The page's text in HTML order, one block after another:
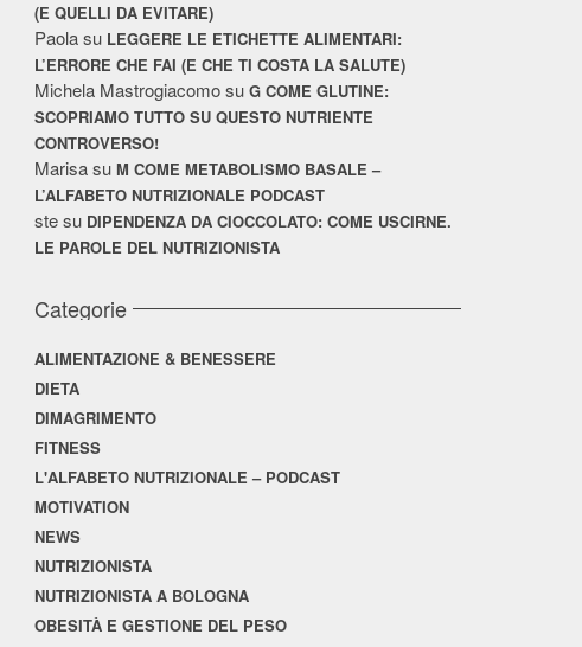
(E QUELLI DA EVITARE)
Paolasu LEGGERE LE ETICHETTE ALIMENTARI:
L’ERRORE CHE FAI (E CHE TI COSTA LA SALUTE)
Michela Mastrogiacomosu G COME GLUTINE:
SCOPRIAMO TUTTO SU QUESTO NUTRIENTE
CONTROVERSO!
Marisasu M COME METABOLISMO BASALE –
L’ALFABETO NUTRIZIONALE PODCAST
stesu DIPENDENZA DA CIOCCOLATO: COME USCIRNE.
LE PAROLE DEL NUTRIZIONISTA
Categorie
ALIMENTAZIONE & BENESSERE
DIETA
DIMAGRIMENTO
FITNESS
L'ALFABETO NUTRIZIONALE – PODCAST
MOTIVATION
NEWS
NUTRIZIONISTA
NUTRIZIONISTA A BOLOGNA
OBESITÀ E GESTIONE DEL PESO